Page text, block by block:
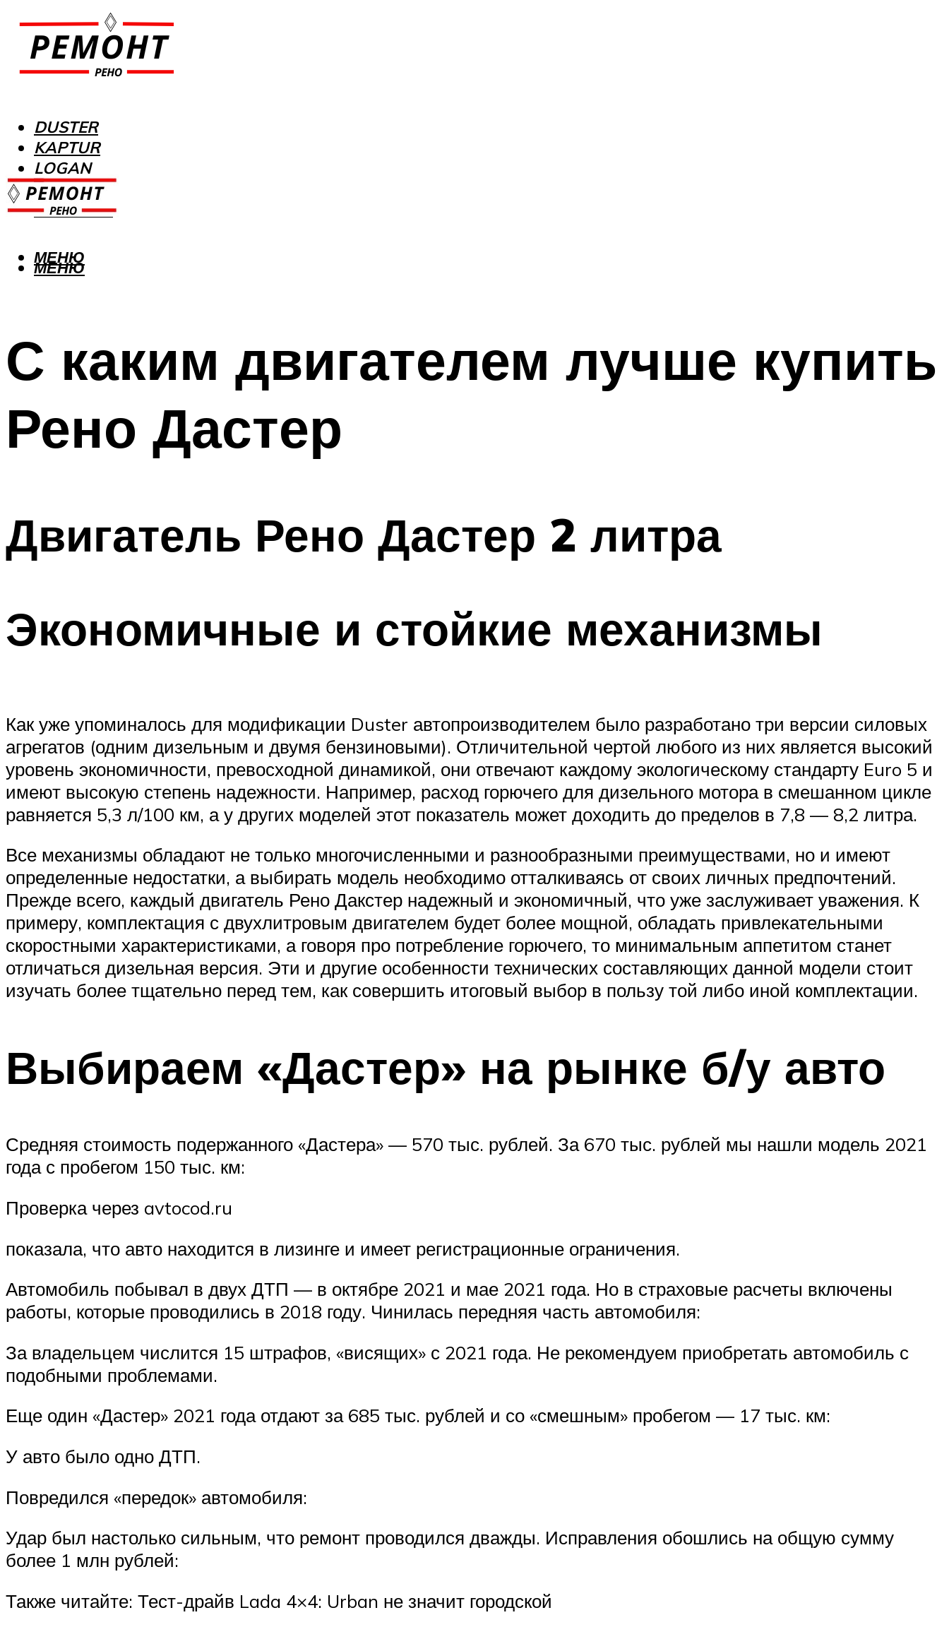
DUSTER
KAPTUR
LOGAN
MEGANE
SANDERO
МЕНЮ
МЕНЮ
С каким двигателем лучше купить
Рено Дастер
Двигатель Рено Дастер 2 литра
Экономичные и стойкие механизмы
Как уже упоминалось для модификации Duster автопроизводителем было разработано три версии силовых
агрегатов (одним дизельным и двумя бензиновыми). Отличительной чертой любого из них является высокий
уровень экономичности, превосходной динамикой, они отвечают каждому экологическому стандарту Euro 5 и
имеют высокую степень надежности. Например, расход горючего для дизельного мотора в смешанном цикле
равняется 5,3 л/100 км, а у других моделей этот показатель может доходить до пределов в 7,8 — 8,2 литра.
Все механизмы обладают не только многочисленными и разнообразными преимуществами, но и имеют
определенные недостатки, а выбирать модель необходимо отталкиваясь от своих личных предпочтений.
Прежде всего, каждый двигатель Рено Дакстер надежный и экономичный, что уже заслуживает уважения. К
примеру, комплектация с двухлитровым двигателем будет более мощной, обладать привлекательными
скоростными характеристиками, а говоря про потребление горючего, то минимальным аппетитом станет
отличаться дизельная версия. Эти и другие особенности технических составляющих данной модели стоит
изучать более тщательно перед тем, как совершить итоговый выбор в пользу той либо иной комплектации.
Выбираем «Дастер» на рынке б/у авто
Средняя стоимость подержанного «Дастера» — 570 тыс. рублей. За 670 тыс. рублей мы нашли модель 2021
года с пробегом 150 тыс. км:
Проверка через avtocod.ru
показала, что авто находится в лизинге и имеет регистрационные ограничения.
Автомобиль побывал в двух ДТП — в октябре 2021 и мае 2021 года. Но в страховые расчеты включены
работы, которые проводились в 2018 году. Чинилась передняя часть автомобиля:
За владельцем числится 15 штрафов, «висящих» с 2021 года. Не рекомендуем приобретать автомобиль с
подобными проблемами.
Еще один «Дастер» 2021 года отдают за 685 тыс. рублей и со «смешным» пробегом — 17 тыс. км:
У авто было одно ДТП.
Повредился «передок» автомобиля:
Удар был настолько сильным, что ремонт проводился дважды. Исправления обошлись на общую сумму
более 1 млн рублей:
Также читайте: Тест-драйв Lada 4×4: Urban не значит городской